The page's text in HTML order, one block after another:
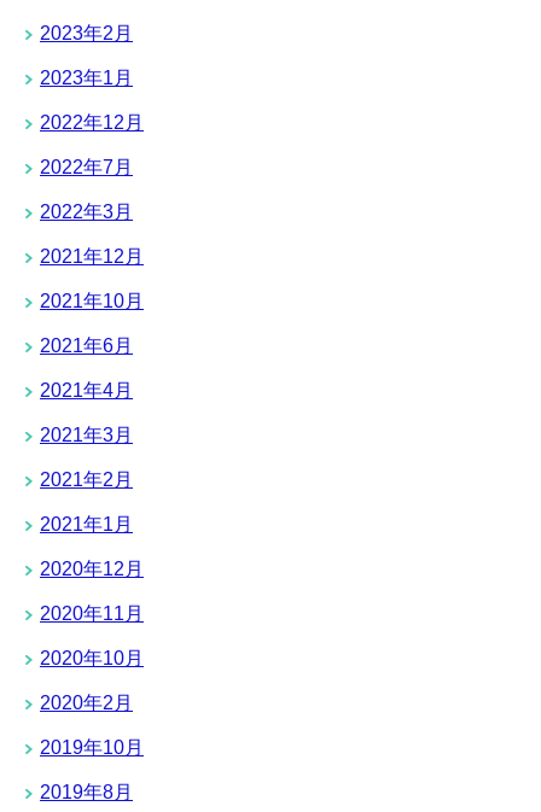
2023年2月
2023年1月
2022年12月
2022年7月
2022年3月
2021年12月
2021年10月
2021年6月
2021年4月
2021年3月
2021年2月
2021年1月
2020年12月
2020年11月
2020年10月
2020年2月
2019年10月
2019年8月